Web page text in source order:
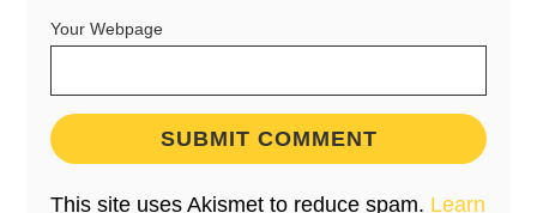
Your Webpage
This site uses Akismet to reduce spam. Learn